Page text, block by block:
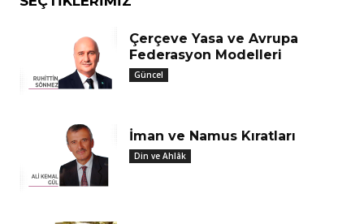
Çerçeve Yasa ve Avrupa
Federasyon Modelleri
Güncel
İman ve Namus Kıratları
Din ve Ahlâk